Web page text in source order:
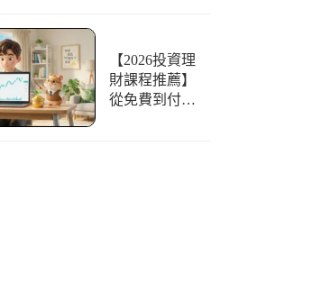
【2026投資理
財課程推薦】
從免費到付